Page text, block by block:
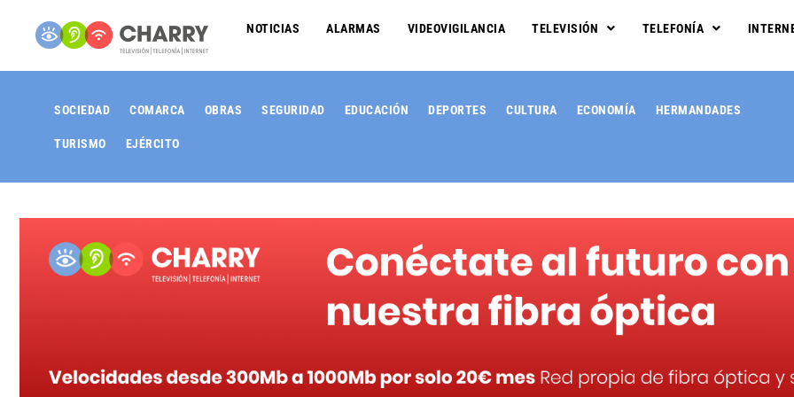
NOTICIAS ALARMAS VIDEOVIGILANCIA TELEVISIÓN TELEFONÍA
SOCIEDAD COMARCA OBRAS SEGURIDAD EDUCACIÓN DEPORTES CULTURA ECONOMÍA HERMANDADES
TURISMO EJÉRCITO